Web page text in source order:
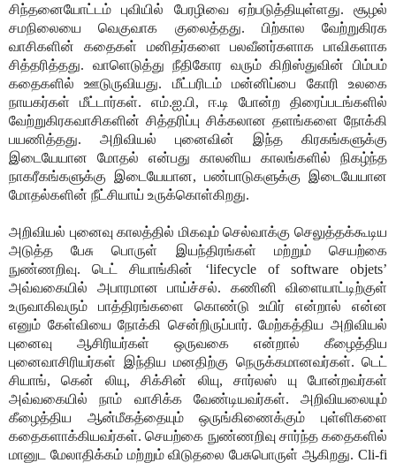
சிந்தனையோட்டம் புவியில் பேரழிவை ஏற்படுத்தியுள்ளது. சூழல்
சமநிலையை வெகுவாக குலைத்தது. பிற்கால வேற்றுகிரக
வாசிகளின் கதைகள் மனிதர்களை பலவீனர்களாக பாவிகளாக
சித்தரித்தது. வாளெடுத்து நீதிகோர வரும் கிறிஸ்துவின் பிம்பம்
கதைகளில் ஊடுருவியது. மீட்பரிடம் மன்னிப்பை கோரி உலகை
நாயகர்கள் மீட்டார்கள். எம்.ஐ.பி, ஈ.டி போன்ற திரைப்படங்களில்
வேற்றுகிரகவாசிகளின் சித்தரிப்பு சிக்கலான தளங்களை நோக்கி
பயணித்தது. அறிவியல் புனைவின் இந்த கிரகங்களுக்கு
இடையேயான மோதல் என்பது காலனிய காலங்களில் நிகழ்ந்த
நாகரீகங்களுக்கு இடையேயான, பண்பாடுகளுக்கு இடையேயான
மோதல்களின் நீட்சியாய் உருக்கொள்கிறது.
அறிவியல் புனைவு காலத்தில் மிகவும் செல்வாக்கு செலுத்தக்கூடிய
அடுத்த பேசு பொருள் இயந்திரங்கள் மற்றும் செயற்கை
நுண்ணறிவு. டெட் சியாங்கின் ‘lifecycle of software objets’
அவ்வகையில் அபாரமான பாய்ச்சல். கணினி விளையாட்டிற்குள்
உருவாகிவரும் பாத்திரங்களை கொண்டு உயிர் என்றால் என்ன
எனும் கேள்வியை நோக்கி சென்றிருப்பார். மேற்கத்திய அறிவியல்
புனைவு ஆசிரியர்கள் ஒருவகை என்றால் கீழைத்திய
புனைவாசிரியர்கள் இந்திய மனதிற்கு நெருக்கமானவர்கள். டெட்
சியாங், கென் லியு, சிக்சின் லியு, சார்லஸ் யு போன்றவர்கள்
அவ்வகையில் நாம் வாசிக்க வேண்டியவர்கள். அறிவியலையும்
கீழைத்திய ஆன்மீகத்தையும் ஒருங்கிணைக்கும் புள்ளிகளை
கதைகளாக்கியவர்கள். செயற்கை நுண்ணறிவு சார்ந்த கதைகளில்
மானுட மேலாதிக்கம் மற்றும் விடுதலை பேசுபொருள் ஆகிறது. Cli-fi